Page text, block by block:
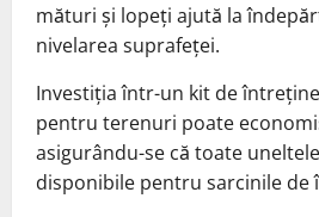
mături și lopeți ajută la
nivelarea suprafeței.
Investiția într-un kit de
pentru terenuri poate
asigurându-se că toate
disponibile pentru sarcinile de